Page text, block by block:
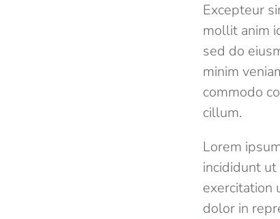
Excepteur
mollit anim
sed do
minim
commodo
cillum.
Lorem
incididunt
exercitation
dolor in